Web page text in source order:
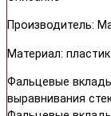
Производитель:
Материал: пластик
Фальцевые
выравнивания